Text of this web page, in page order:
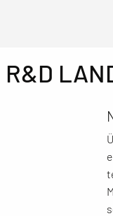
R&D